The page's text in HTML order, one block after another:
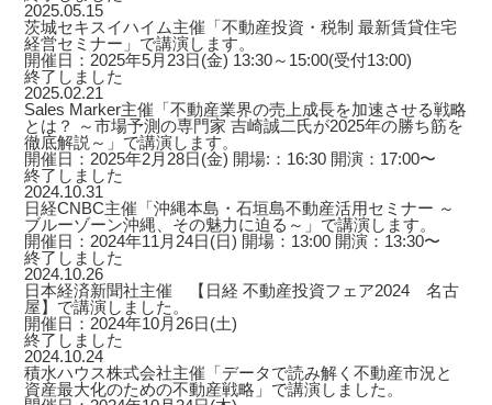
2025.05.15
茨城セキスイハイム主催「不動産投資・税制 最新賃貸住宅
経営セミナー」で講演します。
開催日：2025年5月23日(金) 13:30～15:00(受付13:00)
終了しました
2025.02.21
Sales Marker主催「不動産業界の売上成長を加速させる戦略
とは？ ～市場予測の専門家 吉崎誠二氏が2025年の勝ち筋を
徹底解説～」で講演します。
開催日：2025年2月28日(金) 開場:：16:30 開演：17:00〜
終了しました
2024.10.31
日経CNBC主催「沖縄本島・石垣島不動産活用セミナー ～
ブルーゾーン沖縄、その魅力に迫る～」で講演します。
開催日：2024年11月24日(日) 開場：13:00 開演：13:30〜
終了しました
2024.10.26
日本経済新聞社主催 【日経 不動産投資フェア2024 名古
屋】で講演しました。
開催日：2024年10月26日(土)
終了しました
2024.10.24
積水ハウス株式会社主催「データで読み解く不動産市況と
資産最大化のための不動産戦略」で講演しました。